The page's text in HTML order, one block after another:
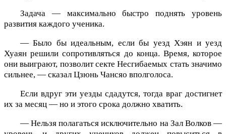
Задача — максимально быстро поднять уровень
развития каждого ученика.
— Было бы идеальным, если бы уезд Хэян и уезд
Хуаян решили сопротивляться до конца. Время, которое
они выиграют, позволит секте Несгибаемых стать значимо
сильнее, — сказал Цзюнь Чансяо вполголоса.
Если вдруг эти уезды сдадутся, тогда враг достигнет
их за месяц — но и этого срока должно хватить.
— Нельзя полагаться исключительно на Зал Волков —